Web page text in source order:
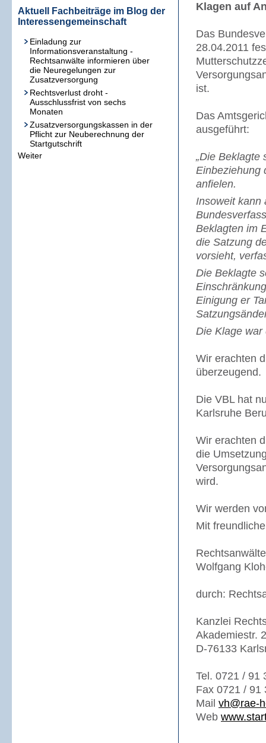
Aktuell Fachbeiträge im Blog der
Interessengemeinschaft
Einladung zur
Informationsveranstaltung -
Rechtsanwälte informieren über
die Neuregelungen zur
Zusatzversorgung
Rechtsverlust droht -
Ausschlussfrist von sechs
Monaten
Zusatzversorgungskassen in der
Pflicht zur Neuberechnung der
Startgutschrift
Weiter
Klagen auf
Das
28.04.2011
ist.
Das
ausgeführt:
„Die Beklagte
Einbeziehung
anfielen.
Insoweit kann
Beklagten im
die Satzung
vorsieht,
Die Beklagte
Einigung er
Die Klage war
Wir erachten
überzeugend.
Die VBL hat
Karlsruhe
Wir erachten
die
wird.
Wir werden
Mit
Wolfgang
durch:
Kanzlei
Akademiestr.
D-76133
Tel. 0721 / 91
Fax 0721 / 91
Mail vh@rae-
Web